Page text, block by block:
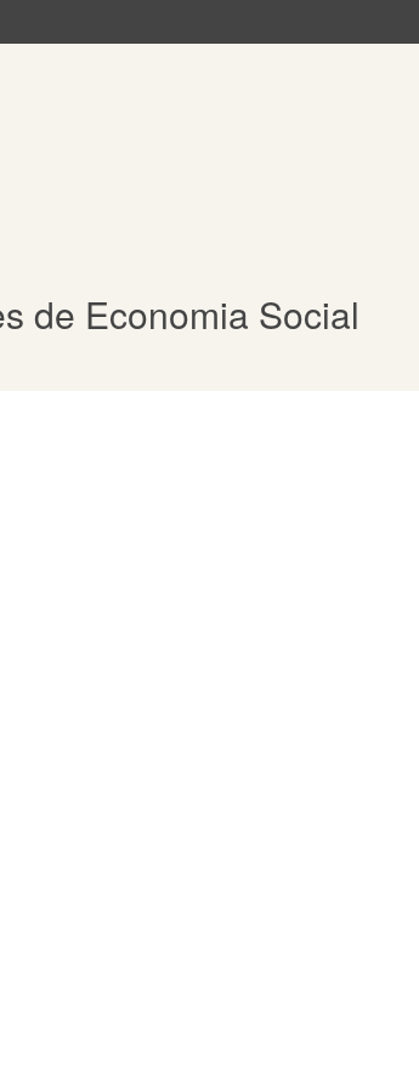
de Economia Social